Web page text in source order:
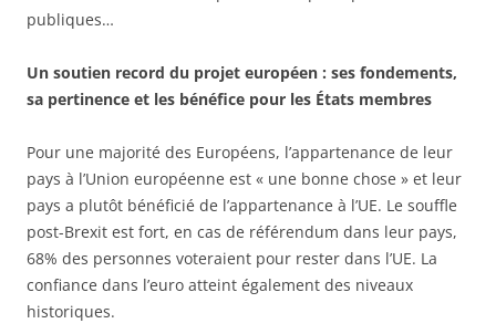
publiques…
Un soutien record du projet européen : ses fondements,
sa pertinence et les bénéfice pour les États membres
Pour une majorité des Européens, l’appartenance de leur
pays à l’Union européenne est « une bonne chose » et leur
pays a plutôt bénéficié de l’appartenance à l’UE. Le souffle
post-Brexit est fort, en cas de référendum dans leur pays,
68% des personnes voteraient pour rester dans l’UE. La
confiance dans l’euro atteint également des niveaux
historiques.